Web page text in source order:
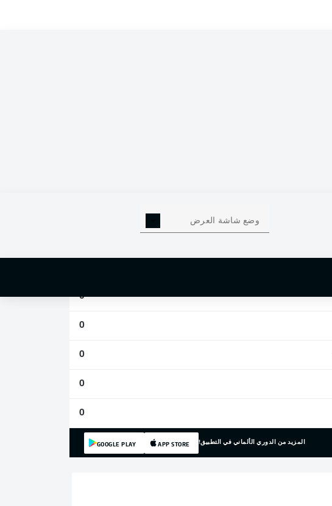
وضع شاشة العرض
0
0
0
0
0
المزيد من الدوري الألماني في التطبيق! APP STORE
GOOGLE PLAY